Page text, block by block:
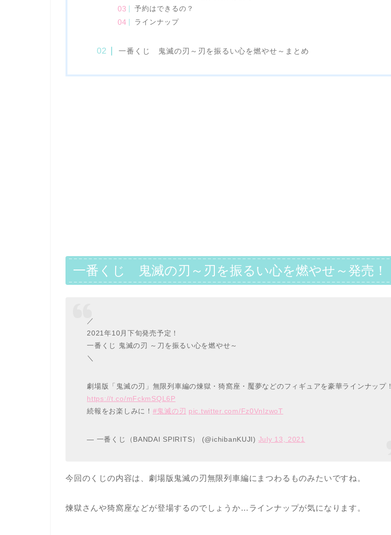
予約はできるの？
ラインナップ
一番くじ 鬼滅の刃～刃を振るい心を燃やせ～まとめ
一番くじ 鬼滅の刃～刃を振るい心を燃やせ～発売！
／
2021年10月下旬発売予定！
一番くじ 鬼滅の刃 ～刀を振るい心を燃やせ～
＼
劇場版「鬼滅の刃」無限列車編の煉獄・猗窩座・魘夢などのフィギュアを豪華ラインナップ！
https://t.co/mFckmSQL6P
続報をお楽しみに！ #鬼滅の刃 pic.twitter.com/Fz0VnlzwoT
— 一番くじ（BANDAI SPIRITS） (@ichibanKUJI) July 13, 2021
今回のくじの内容は、劇場版鬼滅の刃無限列車編にまつわるものみたいですね。
煉獄さんや猗窩座などが登場するのでしょうか…ラインナップが気になります。